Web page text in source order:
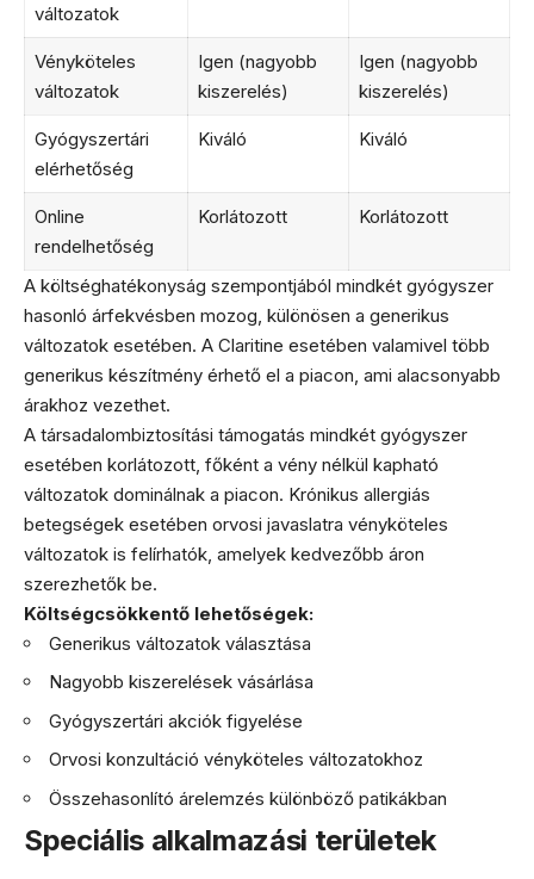
változatok
Vényköteles
változatok
Igen (nagyobb
kiszerelés)
Igen (nagyobb
kiszerelés)
Gyógyszertári
elérhetőség
Kiváló Kiváló
Online
rendelhetőség
Korlátozott Korlátozott
A költséghatékonyság szempontjából mindkét gyógyszer
hasonló árfekvésben mozog, különösen a generikus
változatok esetében. A Claritine esetében valamivel több
generikus készítmény érhető el a piacon, ami alacsonyabb
árakhoz vezethet.
A társadalombiztosítási támogatás mindkét gyógyszer
esetében korlátozott, főként a vény nélkül kapható
változatok dominálnak a piacon. Krónikus allergiás
betegségek esetében orvosi javaslatra vényköteles
változatok is felírhatók, amelyek kedvezőbb áron
szerezhetők be.
Költségcsökkentő lehetőségek:
Generikus változatok választása
Nagyobb kiszerelések vásárlása
Gyógyszertári akciók figyelése
Orvosi konzultáció vényköteles változatokhoz
Összehasonlító árelemzés különböző patikákban
Speciális alkalmazási területek